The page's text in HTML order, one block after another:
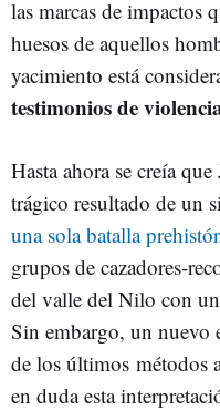
las marcas de impactos
huesos de aquellos
yacimiento está
testimonios de
Hasta ahora se creía
trágico resultado de un
una sola batalla
grupos de cazadores-
del valle del Nilo con
Sin embargo, un nuevo
de los últimos métodos
en duda esta